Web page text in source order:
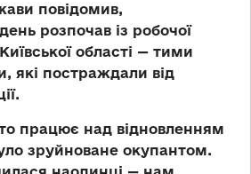
повідомив,
розпочав із робочої
області — тими
які постраждали від
працює над відновленням
зруйноване окупантом.